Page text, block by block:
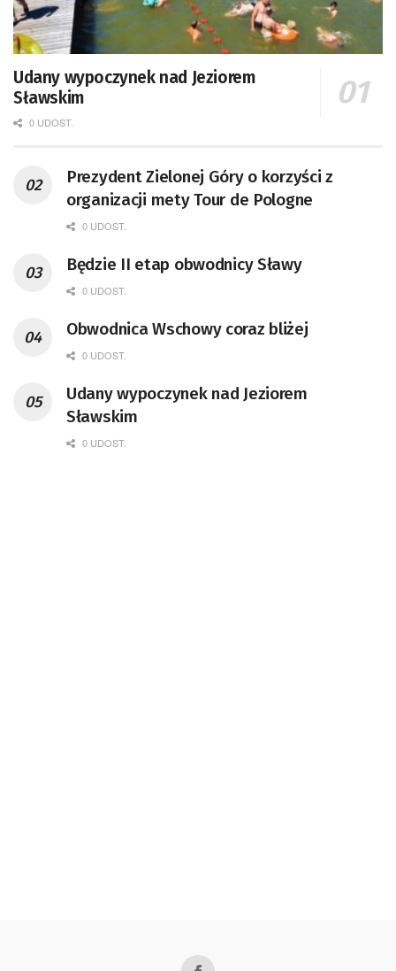
Udany wypoczynek nad Jeziorem
Sławskim
0 UDOST.
Prezydent Zielonej Góry o korzyści z
organizacji mety Tour de Pologne
0 UDOST.
Będzie II etap obwodnicy Sławy
0 UDOST.
Obwodnica Wschowy coraz bliżej
0 UDOST.
Udany wypoczynek nad Jeziorem
Sławskim
0 UDOST.